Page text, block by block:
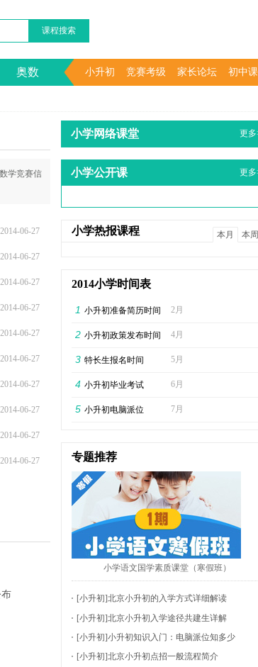
课程搜索
奥数 小升初 竞赛考级 家长论坛 初中
学竞赛信
2014-06-27
2014-06-27
2014-06-27
2014-06-27
2014-06-27
2014-06-27
2014-06-27
2014-06-27
2014-06-27
2014-06-27
小学网络课堂 更多
小学公开课 更多
小学热报课程 本月 本周
2014小学时间表
1 小升初准备简历时间 2月
2 小升初政策发布时间 4月
3 特长生报名时间 5月
4 小升初毕业考试 6月
5 小升初电脑派位 7月
专题推荐
小学语文国学素质课堂（寒假班）
[小升初]北京小升初的入学方式详细解读
[小升初]北京小升初入学途径共建生详解
[小升初]小升初知识入门：电脑派位知多少
[小升初]北京小升初点招一般流程简介